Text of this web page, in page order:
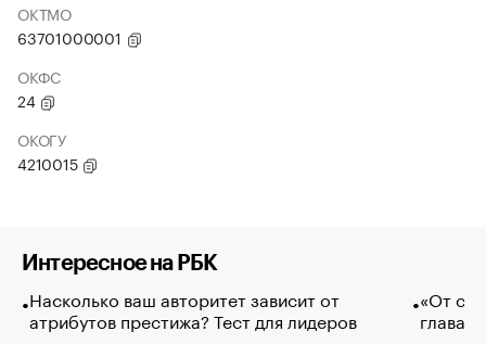
ОКТМО
63701000001
ОКФС
24
ОКОГУ
4210015
Интересное на РБК
Насколько ваш авторитет зависит от
атрибутов престижа? Тест для лидеров
«От
глава